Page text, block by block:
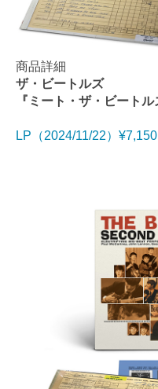
商品詳細
ザ・ビートルズ
『ミート・ザ・ビートル
LP（2024/11/22）